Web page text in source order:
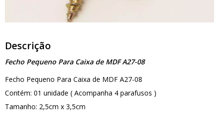
Descrição
Fecho Pequeno Para Caixa de MDF A27-08
Fecho Pequeno Para Caixa de MDF A27-08
Contém: 01 unidade ( Acompanha 4 parafusos )
Tamanho: 2,5cm x 3,5cm